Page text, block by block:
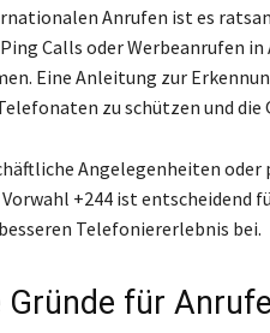
Anrufen ist es
Calls oder Werbeanrufen
Eine Anleitung zur
zu schützen und
Angelegenheiten oder
+244 ist entscheidend
Telefoniererlebnis bei.
Gründe für Anrufe